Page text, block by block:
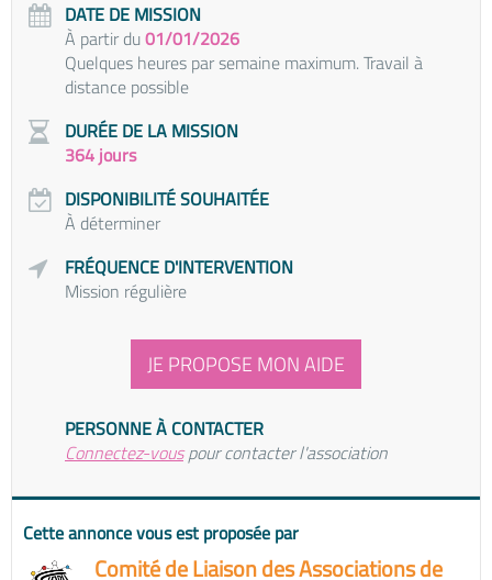
DATE DE MISSION
À partir du01/01/2026
Quelques heures par semaine maximum. Travail à
distance possible
DURÉE DE LA MISSION
364 jours
DISPONIBILITÉ SOUHAITÉE
À déterminer
FRÉQUENCE D'INTERVENTION
Mission régulière
JE PROPOSE MON AIDE
PERSONNE À CONTACTER
Connectez-vouspour contacter l'association
Cette annonce vous est proposée par
Comité de Liaison des Associations de